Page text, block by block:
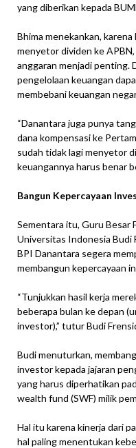
yang diberikan kepada
Bhima menekankan,
menyetor dividen ke
anggaran menjadi penting.
pengelolaan keuangan
membebani keuangan
“Danantara juga punya
dana kompensasi ke
sudah tidak lagi menyetor
keuangannya harus benar
Bangun Kepercayaan
Sementara itu, Guru Besar
Universitas Indonesia Budi
BPI Danantara segera
membangun kepercayaan
“Tunjukkan hasil kerja
beberapa bulan ke depan
investor),” tutur Budi
Budi menuturkan,
investor kepada jajaran
yang harus diperhatikan
wealth fund (SWF) milik
Hal itu karena kinerja dari
hal paling menentukan